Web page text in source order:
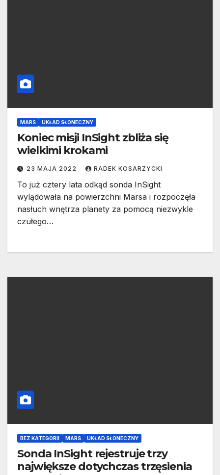
MARS UKŁAD SŁONECZNY
Koniec misji InSight zbliża się
wielkimi krokami
23 MAJA 2022 RADEK KOSARZYCKI
To już cztery lata odkąd sonda InSight
wylądowała na powierzchni Marsa i rozpoczęła
nasłuch wnętrza planety za pomocą niezwykle
czułego…
BEZ KATEGORII MARS UKŁAD SŁONECZNY
Sonda InSight rejestruje trzy
największe dotychczas trzęsienia